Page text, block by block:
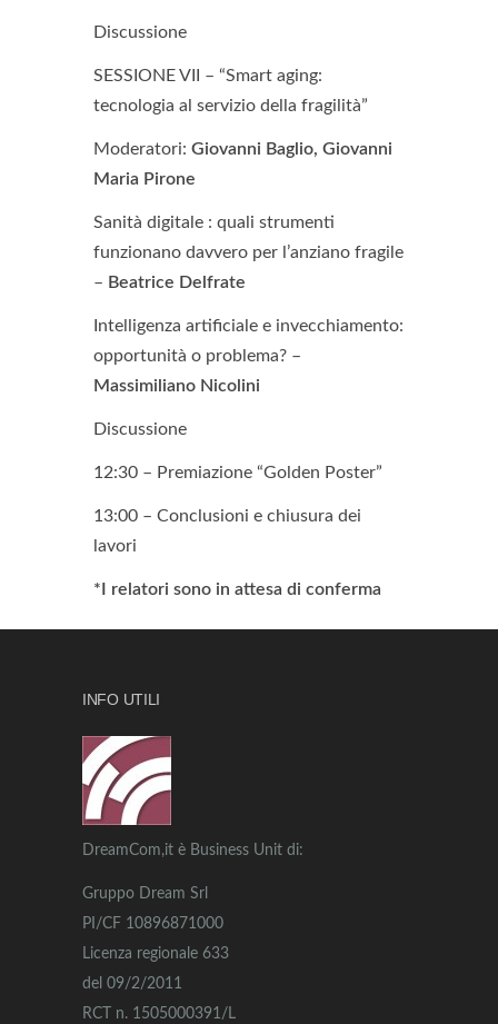
Discussione
SESSIONE VII – “Smart aging:
tecnologia al servizio della fragilità”
Moderatori: Giovanni Baglio, Giovanni
Maria Pirone
Sanità digitale : quali strumenti
funzionano davvero per l’anziano fragile
– Beatrice Delfrate
Intelligenza artificiale e invecchiamento:
opportunità o problema? –
Massimiliano Nicolini
Discussione
12:30 – Premiazione “Golden Poster”
13:00 – Conclusioni e chiusura dei
lavori
*I relatori sono in attesa di conferma
INFO UTILI
DreamCom,it è Business Unit di:
Gruppo Dream Srl
PI/CF 10896871000
Licenza regionale 633
del 09/2/2011
RCT n. 1505000391/L